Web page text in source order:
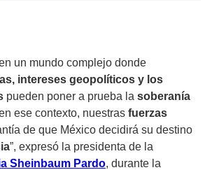
un mundo complejo donde
intereses geopolíticos y los
pueden poner a prueba la soberanía
ese contexto, nuestras fuerzas
de que México decidirá su destino
”, expresó la presidenta de la
Sheinbaum Pardo, durante la